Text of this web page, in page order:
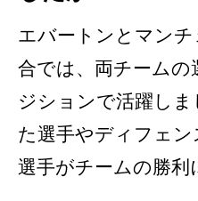
エバートンとマン
合では、両チーム
ジションで活躍し
た選手やディフェ
選手がチームの勝利